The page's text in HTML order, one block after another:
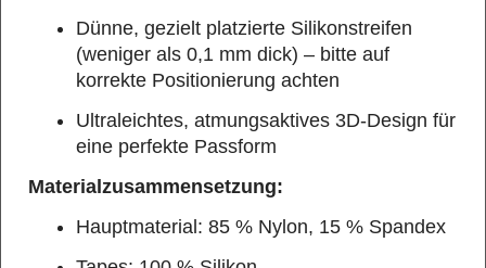
Dünne, gezielt platzierte Silikonstreifen
(weniger als 0,1 mm dick) – bitte auf
korrekte Positionierung achten
Ultraleichtes, atmungsaktives 3D-Design für
eine perfekte Passform
Materialzusammensetzung:
Hauptmaterial: 85 % Nylon, 15 % Spandex